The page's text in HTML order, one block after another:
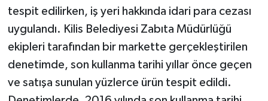
tespit edilirken, iş yeri hakkında idari para cezası
uygulandı. Kilis Belediyesi Zabıta Müdürlüğü
ekipleri tarafından bir markette gerçekleştirilen
denetimde, son kullanma tarihi yıllar önce geçen
ve satışa sunulan yüzlerce ürün tespit edildi.